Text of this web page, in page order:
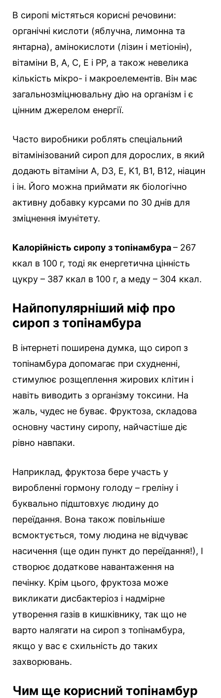
В сиропі містяться корисні речовини:
органічні кислоти (яблучна, лимонна та
янтарна), амінокислоти (лізин і метіонін),
вітаміни B, А, С, Е і PP, а також невелика
кількість мікро- і макроелементів. Він має
загальнозміцнювальну дію на організм і є
цінним джерелом енергії.
Часто виробники роблять спеціальний
вітамінізований сироп для дорослих, в який
додають вітаміни A, D3, E, K1, B1, B12, ніацин
і ін. Його можна приймати як біологічно
активну добавку курсами по 30 днів для
зміцнення імунітету.
Калорійність сиропу з топінамбура– 267
ккал в 100 г, тоді як енергетична цінність
цукру – 387 ккал в 100 г, а меду – 304 ккал.
Найпопулярніший міф про
сироп з топінамбура
В інтернеті поширена думка, що сироп з
топінамбура допомагає при схудненні,
стимулює розщеплення жирових клітин і
навіть виводить з організму токсини. На
жаль, чудес не буває. Фруктоза, складова
основну частину сиропу, найчастіше діє
рівно навпаки.
Наприклад, фруктоза бере участь у
виробленні гормону голоду – греліну і
буквально підштовхує людину до
переїдання. Вона також повільніше
всмоктується, тому людина не відчуває
насичення (ще один пункт до переїдання!), І
створює додаткове навантаження на
печінку. Крім цього, фруктоза може
викликати дисбактеріоз і надмірне
утворення газів в кишківнику, так що не
варто налягати на сироп з топінамбура,
якщо у вас є схильність до таких
захворювань.
Чим ще корисний топінамбур